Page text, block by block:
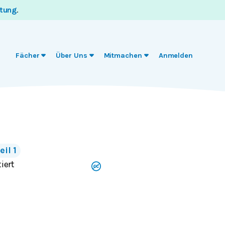
.
Fächer Über Uns Mitmachen Anmelden
1